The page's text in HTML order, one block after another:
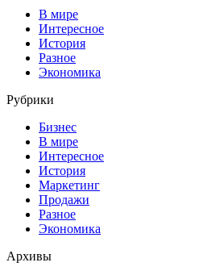
В мире
Интересное
История
Разное
Экономика
Рубрики
Бизнес
В мире
Интересное
История
Маркетинг
Продажи
Разное
Экономика
Архивы